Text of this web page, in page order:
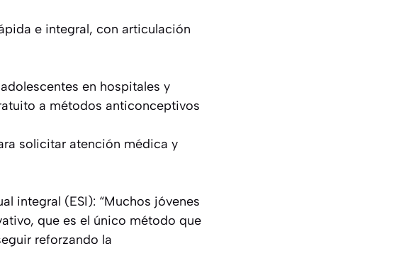
e integral, con articulación
en hospitales y
a métodos anticonceptivos
solicitar atención médica y
integral (ESI): “Muchos jóvenes
que es el único método que
reforzando la